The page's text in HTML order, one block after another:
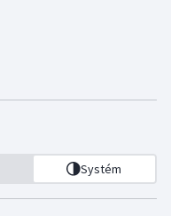
Systém